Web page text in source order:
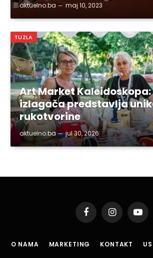
aktuelno.ba maj 10, 2023
TUZLA
Art Market Kaleidoskopa:
izlagača predstavlja
rukotvorine
aktuelno.ba jul 30, 2026
FacebookInstagram
O NAMA MARKETING KONTAKT